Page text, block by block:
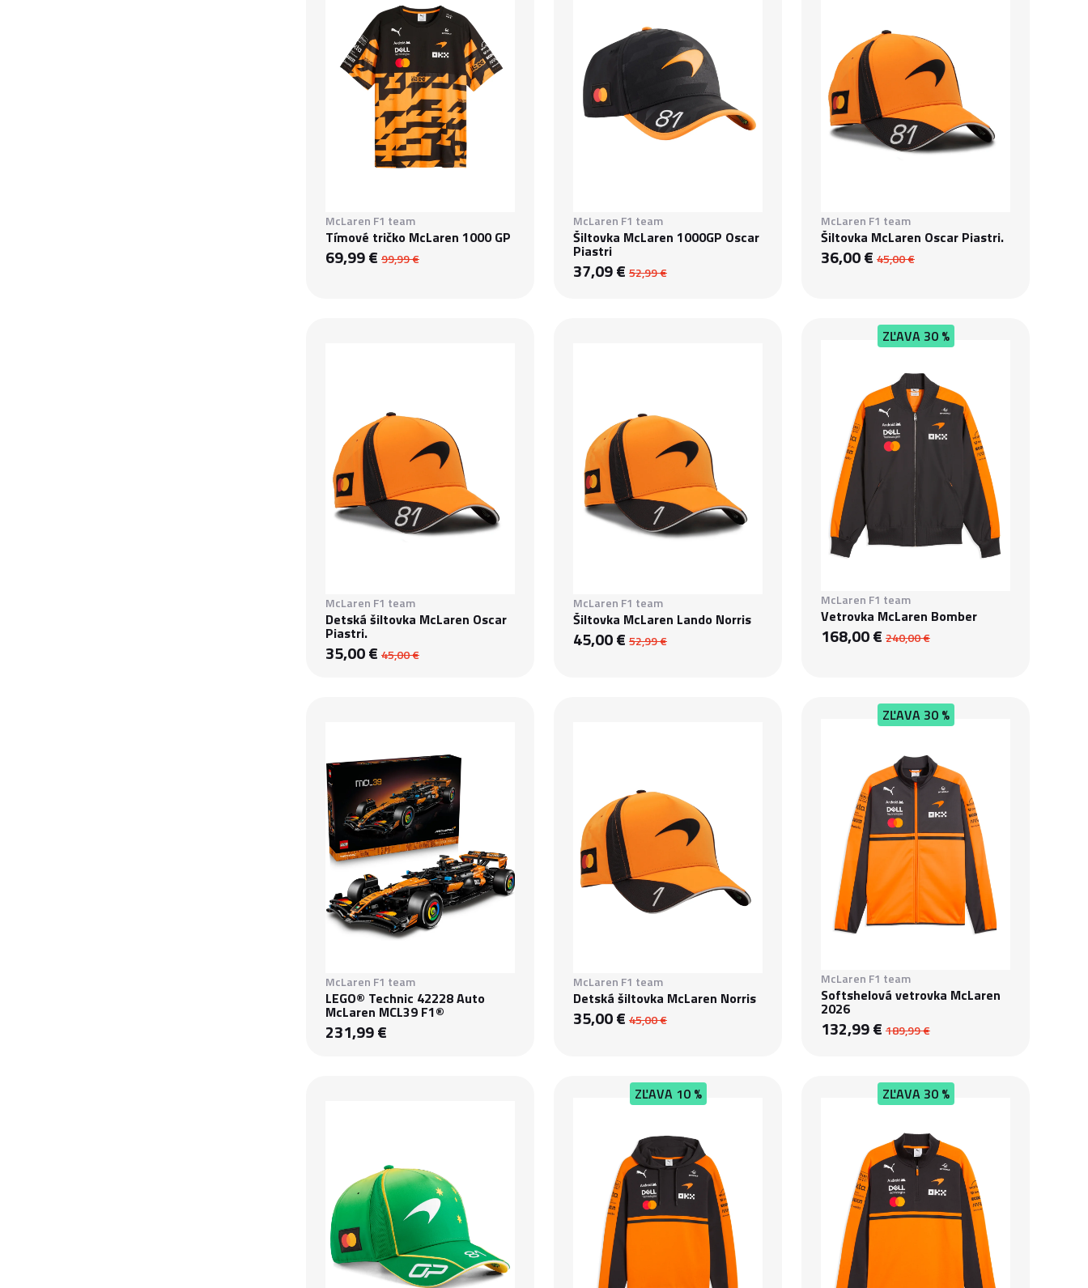
McLaren F1 team
Tímové tričko McLaren 1000 GP
69,99 € 99,99 €
McLaren F1 team
Šiltovka McLaren 1000GP Oscar
Piastri
37,09 € 52,99 €
McLaren F1 team
Šiltovka McLaren Oscar Piastri.
36,00 € 45,00 €
McLaren F1 team
Detská šiltovka McLaren Oscar
Piastri.
35,00 € 45,00 €
McLaren F1 team
Šiltovka McLaren Lando Norris
45,00 € 52,99 €
ZĽAVA30 %
McLaren F1 team
Vetrovka McLaren Bomber
168,00 € 240,00 €
McLaren F1 team
LEGO® Technic 42228 Auto
McLaren MCL39 F1®
231,99 €
McLaren F1 team
Detská šiltovka McLaren Norris
35,00 € 45,00 €
ZĽAVA30 %
McLaren F1 team
Softshelová vetrovka McLaren
2026
132,99 € 189,99 €
ZĽAVA10 % ZĽAVA30 %